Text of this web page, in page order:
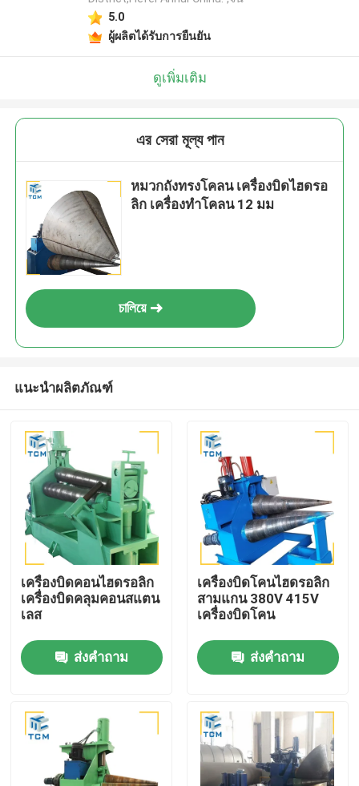
บ้าน
สินค้า
เกี่ยวกับเรา
5.0
ผู้ผลิตได้รับการยืนยัน
ดูเพิ่มเติม
এর সেরা মূল্য পান
หมวกถังทรงโคลน เครื่องบิดไฮดรอ
ลิก เครื่องทําโคลน 12 มม
চালিয়ে
แนะนำผลิตภัณฑ์
เครื่องบิดคอนไฮดรอลิก
เครื่องบิดคลุมคอนสแตน
เลส
ส่งคำถาม
เครื่องบิดโคนไฮดรอลิก
สามแกน 380V 415V
เครื่องบิดโคน
ส่งคำถาม